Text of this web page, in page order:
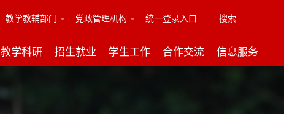
教学教辅部门 党政管理机构 统一登录入口 搜索
教学科研 招生就业 学生工作 合作交流 信息服务